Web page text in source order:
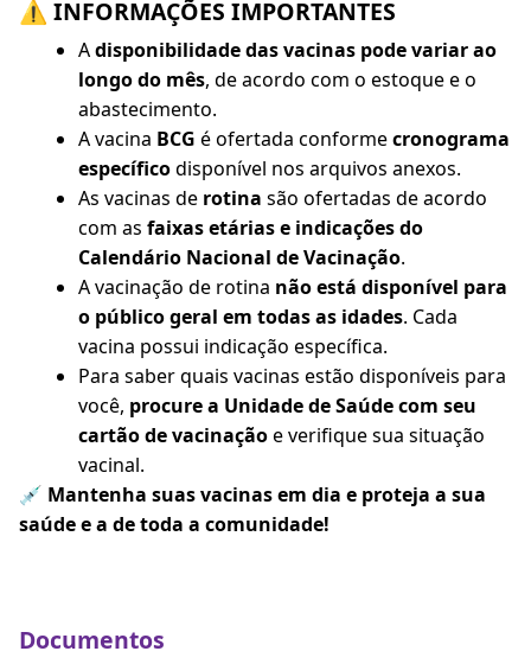
⚠️ INFORMAÇÕES IMPORTANTES
Adisponibilidade das vacinas pode variar ao
longo do mês, de acordo com o estoque e o
abastecimento.
A vacina BCG é ofertada conformecronograma
específicodisponível nos arquivos anexos.
As vacinas de rotina são ofertadas de acordo
com as faixas etárias e indicações do
Calendário Nacional de Vacinação.
A vacinação de rotina não está disponível para
o público geral em todas as idades. Cada
vacina possui indicação específica.
Para saber quais vacinas estão disponíveis para
você, procure a Unidade de Saúde com seu
cartão de vacinaçãoe verifique sua situação
vacinal.
💉 Mantenha suas vacinas em dia e proteja a sua
saúde e a de toda a comunidade!
Documentos